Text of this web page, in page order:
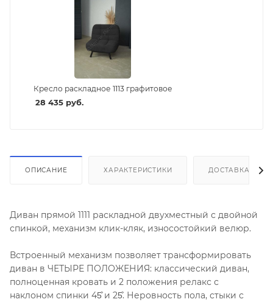
Кресло раскладное 1113 графитовое
28 435руб.
ОПИСАНИЕ ХАРАКТЕРИСТИКИ ДОСТАВКА И
Диван прямой 1111 раскладной двухместный с двойной
спинкой, механизм клик-кляк, износостойкий велюр.
Встроенный механизм позволяет трансформировать
диван в ЧЕТЫРЕ ПОЛОЖЕНИЯ: классический диван,
полноценная кровать и 2 положения релакс с
наклоном спинки 45͒ и 25͒. Неровность пола, стыки с